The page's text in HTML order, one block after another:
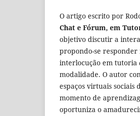
O artigo escrito por
Chat e Fórum, em
objetivo discutir a
propondo-se responder
interlocução em tutoria
modalidade. O autor
espaços virtuais sociais
momento de
oportuniza o